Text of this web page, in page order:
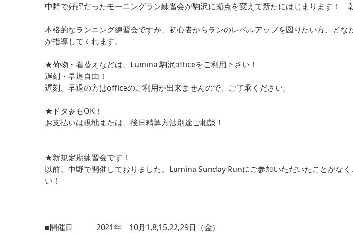
中野で好評だったモーニングラン練習会が駒沢に拠点を変えて新たにはじまります！
本格的なランニング練習会ですが、初心者からランのレベルアップを図りたい方、ど
が指導してくれます。
★荷物・着替えなどは、Lumina 駒沢officeをご利用下さい！
遅刻・早退自由！
遅刻、早退の方はofficeのご利用が出来ませんので、ご了承ください。
★ドタ参もOK！
お支払いは現地または、後日精算方法別途ご相談！
★新規定期練習会です！
以前、中野で開催しておりました、Lumina Sunday Runにご参加いただいたことがな
い！
■開催日 2021年 10月1,8,15,22,29日（金）